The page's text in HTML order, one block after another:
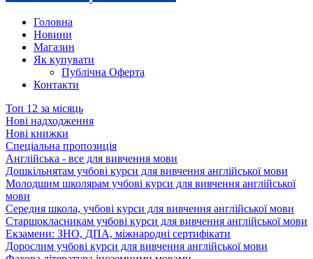
Головна
Новини
Магазин
Як купувати
Публічна Оферта
Контакти
Топ 12 за місяць
Нові надходження
Нові книжки
Спеціальна пропозиція
Англійська - все для вивчення мови
Дошкільнятам учбові курси для вивчення англійської мови
Молодшим школярам учбові курси для вивчення англійської
мови
Середня школа, учбові курси для вивчення англійської мови
Старшокласникам учбові курси для вивчення англійської мови
Екзамени: ЗНО, ДПА, міжнародні сертифікати
Дорослим учбові курси для вивчення англійської мови